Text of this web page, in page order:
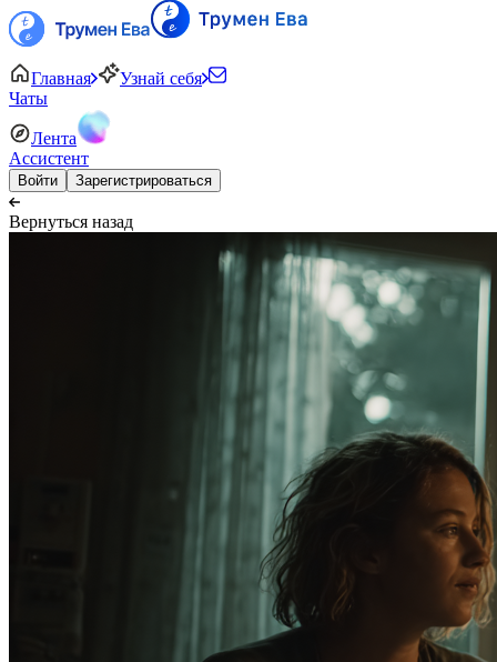
Главная
Узнай себя
Чаты
Лента
Ассистент
Войти Зарегистрироваться
Вернуться назад